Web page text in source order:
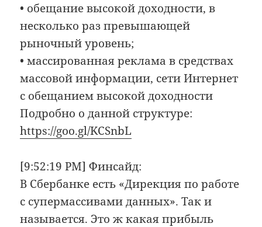
• обещание высокой доходности, в
несколько раз превышающей
рыночный уровень;
• массированная реклама в средствах
массовой информации, сети Интернет
с обещанием высокой доходности
Подробно о данной структуре:
https://goo.gl/KCSnbL
[9:52:19 PM] Финсайд:
В Сбербанке есть «Дирекция по работе
с супермассивами данных». Так и
называется. Это ж какая прибыль